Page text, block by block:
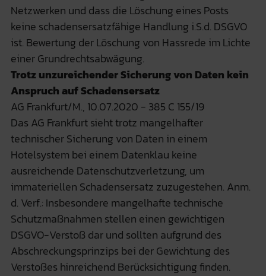
Netzwerken und dass die Löschung eines Posts
keine schadensersatzfähige Handlung i.S.d. DSGVO
ist. Bewertung der Löschung von Hassrede im Lichte
einer Grundrechtsabwägung.
Trotz unzureichender Sicherung von Daten kein
Anspruch auf Schadensersatz
AG Frankfurt/M., 10.07.2020 - 385 C 155/19
Das AG Frankfurt sieht trotz mangelhafter
technischer Sicherung von Daten in einem
Hotelsystem bei einem Datenklau keine
ausreichende Datenschutzverletzung, um
immateriellen Schadensersatz zuzugestehen. Anm.
d. Verf.: Insbesondere mangelhafte technische
Schutzmaßnahmen stellen einen gewichtigen
DSGVO-Verstoß dar und sollten aufgrund des
Abschreckungsprinzips bei der Gewichtung des
Verstoßes hinreichend Berücksichtigung finden.